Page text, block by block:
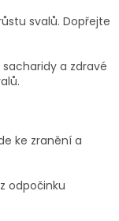
svalů. Dopřejte
a zdravé
ke zranění a
odpočinku